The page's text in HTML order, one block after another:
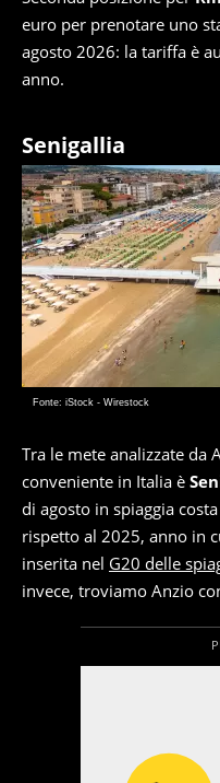
euro per prenotare uno
agosto 2026: la tariffa è
anno.
Senigallia
Fonte: iStock - Wirestock
Tra le mete analizzate da
conveniente in Italia è
di agosto in spiaggia
rispetto al 2025, anno in
inserita nel G20 delle
invece, troviamo Anzio